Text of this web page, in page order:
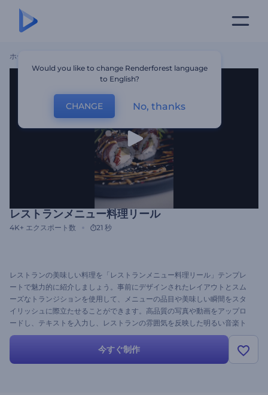
ホーム
レストランメニュー料理リール
4K+ エクスポート数 21 秒
レストランの美味しい料理を「レストランメニュー料理リール」テンプレ
ートで魅力的に紹介しましょう。事前にデザインされたレイアウトとスム
ーズなトランジションを使用して、メニューの品目や美味しい瞬間をスタ
イリッシュに際立たせることができます。高品質の写真や動画をアップロ
ードし、テキストを入力し、レストランの雰囲気を反映した明るい音楽ト
ラックを選択してください。今すぐ作成して共有し、すべてのソーシャル
プラットフォームで食通の注目を集めましょう！
今すぐ制作
Would you like to change Renderforest language
to English?
CHANGE No, thanks